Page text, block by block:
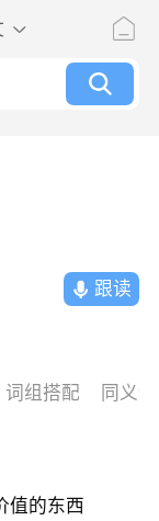
跟读
词组搭配 同义词
值的东西